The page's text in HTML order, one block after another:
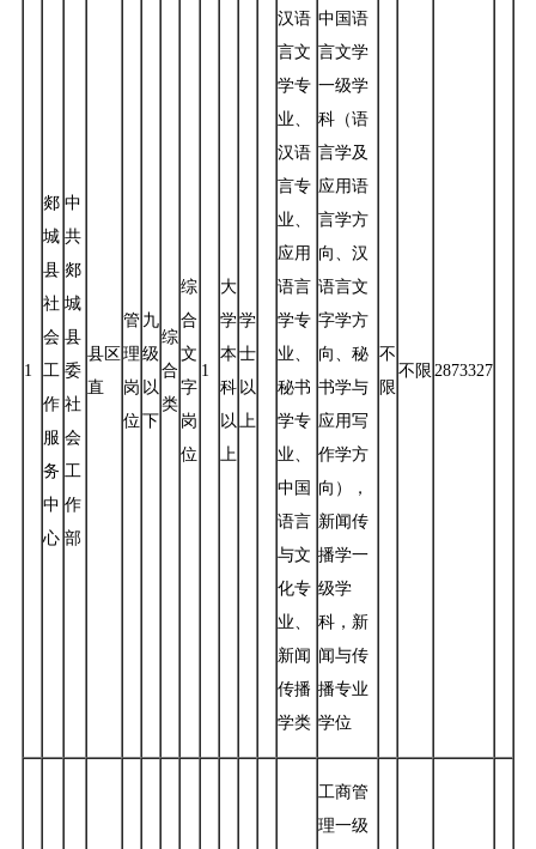
1
郯
城
县
社
会
工
作
服
务
中
心
中
共
郯
城
县
委
社
会
工
作
部
县区
直
管
理
岗
位
九
级
以
下
综
合
类
综
合
文
字
岗
位
1
大
学
本
科
以
上
学
士
以
上
汉语
言文
学专
业、
汉语
言专
业、
应用
语言
学专
业、
秘书
学专
业、
中国
语言
与文
化专
业、
新闻
传播
学类
中国语
言文学
一级学
科（语
言学及
应用语
言学方
向、汉
语言文
字学方
向、秘
书学与
应用写
作学方
向），
新闻传
播学一
级学
科，新
闻与传
播专业
学位
不
限
不限 2873327
工商管
理一级